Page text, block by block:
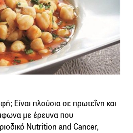
Είναι πλούσια σε πρωτεΐνη και
με έρευνα που
Nutrition and Cancer,